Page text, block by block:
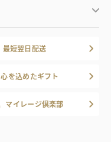
最短翌日配送
心を込めたギフト
マイレージ倶楽部